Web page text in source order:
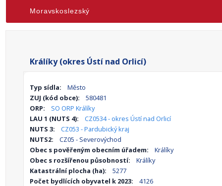
Moravskoslezský
Králíky (okres Ústí nad Orlicí)
Typ sídla:
Město
ZUJ (kód obce):
580481
ORP:
SO ORP Králíky
LAU 1 (NUTS 4):
CZ0534 - okres Ústí nad Orlicí
NUTS 3:
CZ053 - Pardubický kraj
NUTS2:
CZ05 - Severovýchod
Obec s pověřeným obecním úřadem:
Králíky
Obec s rozšířenou působností:
Králíky
Katastrální plocha (ha):
5277
Počet bydlících obyvatel k 2023:
4126